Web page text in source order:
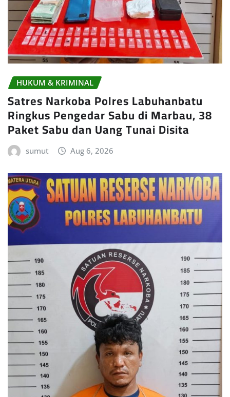
HUKUM & KRIMINAL
Satres Narkoba Polres Labuhanbatu
Ringkus Pengedar Sabu di Marbau, 38
Paket Sabu dan Uang Tunai Disita
sumut Aug 6, 2026